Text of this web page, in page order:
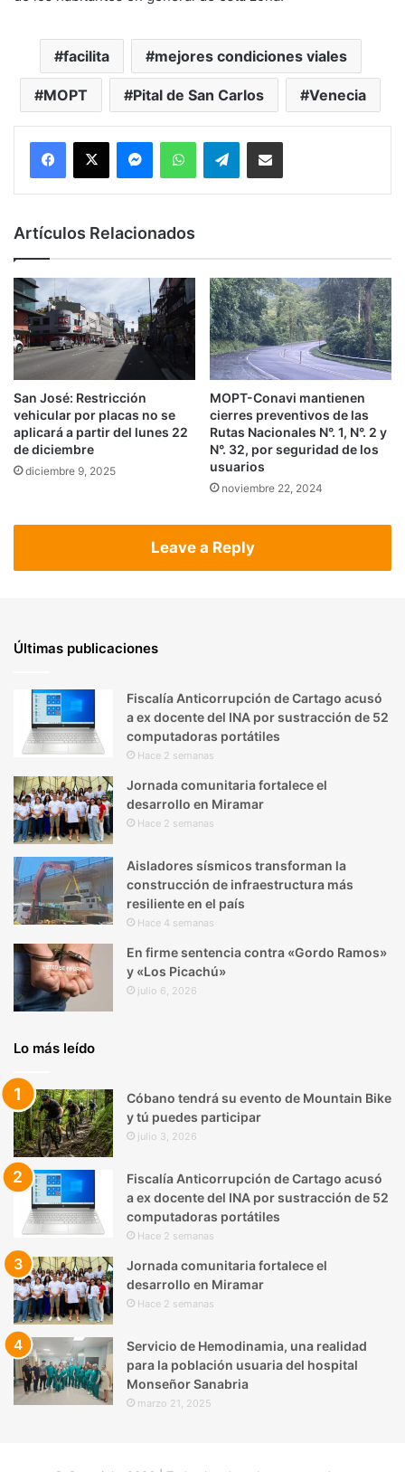
facilita mejores condiciones viales
MOPT Pital de San Carlos Venecia
MessengerWhatsAppTelegramCompartir por correo electrónico
Artículos Relacionados
San José: Restricción
vehicular por placas no se
aplicará a partir del lunes 22
de diciembre
diciembre 9, 2025
MOPT-Conavi mantienen
cierres preventivos de las
Rutas Nacionales N°. 1, N°. 2 y
N°. 32, por seguridad de los
usuarios
noviembre 22, 2024
Leave a Reply
Últimas publicaciones
Fiscalía Anticorrupción de Cartago acusó
a ex docente del INA por sustracción de 52
computadoras portátiles
Hace 2 semanas
Jornada comunitaria fortalece el
desarrollo en Miramar
Hace 2 semanas
Aisladores sísmicos transforman la
construcción de infraestructura más
resiliente en el país
Hace 4 semanas
En firme sentencia contra «Gordo Ramos»
y «Los Picachú»
julio 6, 2026
Lo más leído
Cóbano tendrá su evento de Mountain Bike
y tú puedes participar
julio 3, 2026
Fiscalía Anticorrupción de Cartago acusó
a ex docente del INA por sustracción de 52
computadoras portátiles
Hace 2 semanas
Jornada comunitaria fortalece el
desarrollo en Miramar
Hace 2 semanas
Servicio de Hemodinamia, una realidad
para la población usuaria del hospital
Monseñor Sanabria
marzo 21, 2025